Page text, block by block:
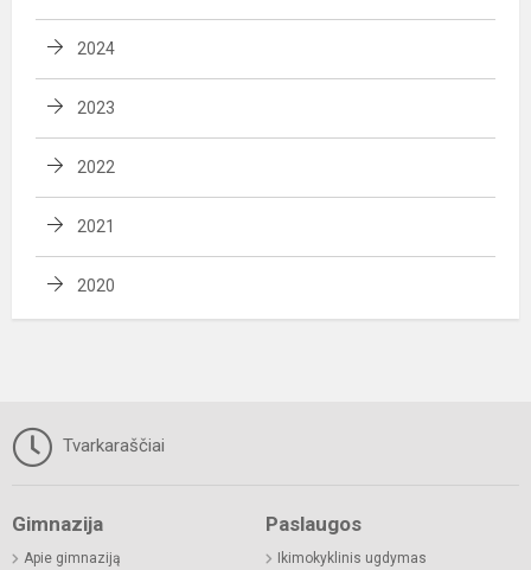
2024
2023
2022
2021
2020
Tvarkaraščiai
Gimnazija
Apie gimnaziją
Paslaugos
Ikimokyklinis ugdymas